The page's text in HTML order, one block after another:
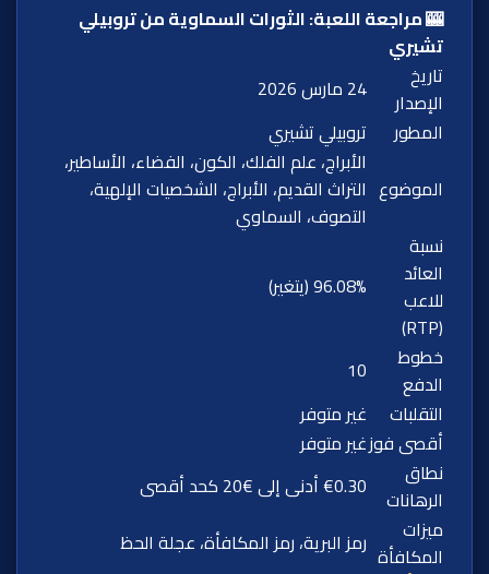
🎰 مراجعة اللعبة:الثورات السماوية من تروبيلي
تشيري
تاريخ
الإصدار
24 مارس 2026
المطور
تروبيلي تشيري
الموضوع
الأبراج، علم الفلك، الكون، الفضاء، الأساطير،
التراث القديم، الأبراج، الشخصيات الإلهية،
التصوف، السماوي
نسبة
العائد
للاعب
(RTP)
96.08% (يتغير)
خطوط
الدفع
10
التقلبات
غير متوفر
أقصى فوزغير متوفر
نطاق
الرهانات
€0.30 أدنى إلى €20 كحد أقصى
ميزات
المكافأة رمز البرية، رمز المكافأة، عجلة الحظ